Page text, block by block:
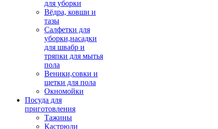
для уборки
Вёдра, ковши и
тазы
Салфетки для
уборки,насадки
для швабр и
тряпки для мытья
пола
Веники,совки и
щетки для пола
Окномойки
Посуда для
приготовления
Тажины
Кастрюли